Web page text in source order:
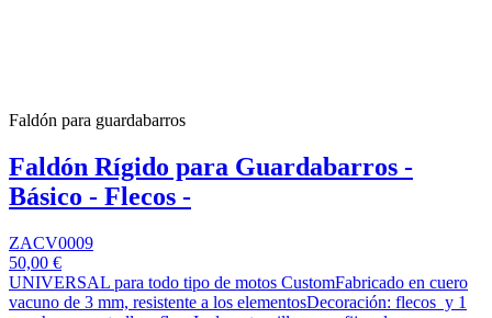
Faldón para guardabarros
Faldón Rígido para Guardabarros -
Básico - Flecos -
ZACV0009
50,00 €
UNIVERSAL para todo tipo de motos CustomFabricado en cuero
vacuno de 3 mm, resistente a los elementosDecoración: flecos y 1